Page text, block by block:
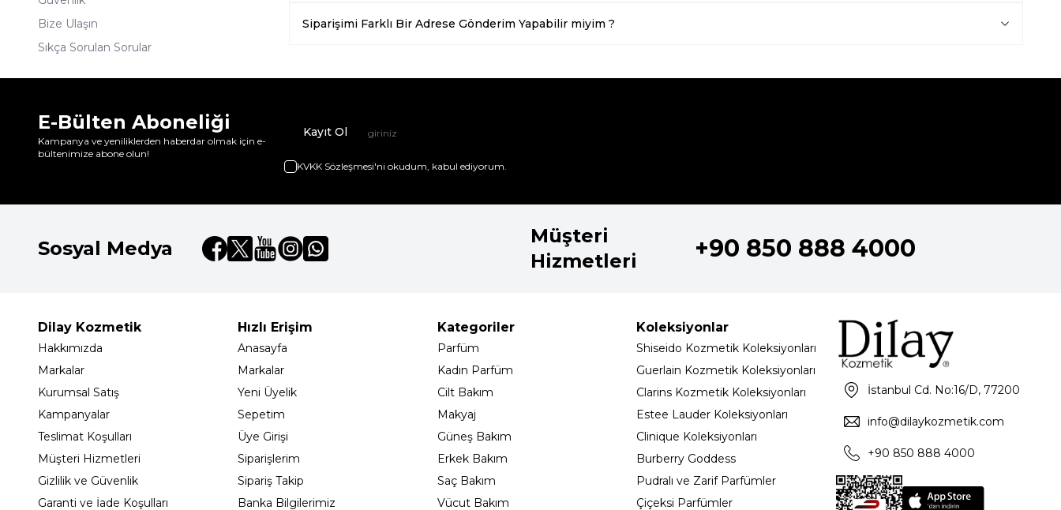
Bize Ulaşın
Sıkça Sorulan Sorular
Siparişimi Farklı Bir Adrese Gönderim Yapabilir miyim ?
E-Bülten Aboneliği
Kampanya ve yeniliklerden haberdar olmak için e-
bültenimize abone olun!
Kayıt Ol
KVKK Sözleşmesi'ni okudum, kabul ediyorum.
Sosyal Medya
Müşteri
Hizmetleri
+90 850 888 4000
Dilay Kozmetik
Hakkımızda
Markalar
Kurumsal Satış
Kampanyalar
Teslimat Koşulları
Müşteri Hizmetleri
Gizlilik ve Güvenlik
Garanti ve İade Koşulları
Hızlı Erişim
Anasayfa
Markalar
Yeni Üyelik
Sepetim
Üye Girişi
Siparişlerim
Sipariş Takip
Banka Bilgilerimiz
Kategoriler
Parfüm
Kadın Parfüm
Cilt Bakım
Makyaj
Güneş Bakım
Erkek Bakım
Saç Bakım
Vücut Bakım
Koleksiyonlar
Shiseido Kozmetik Koleksiyonları
Guerlain Kozmetik Koleksiyonları
Clarins Kozmetik Koleksiyonları
Estee Lauder Koleksiyonları
Clinique Koleksiyonları
Burberry Goddess
Pudralı ve Zarif Parfümler
Çiçeksi Parfümler
İstanbul Cd. No:16/D, 77200
info@dilaykozmetik.com
+90 850 888 4000